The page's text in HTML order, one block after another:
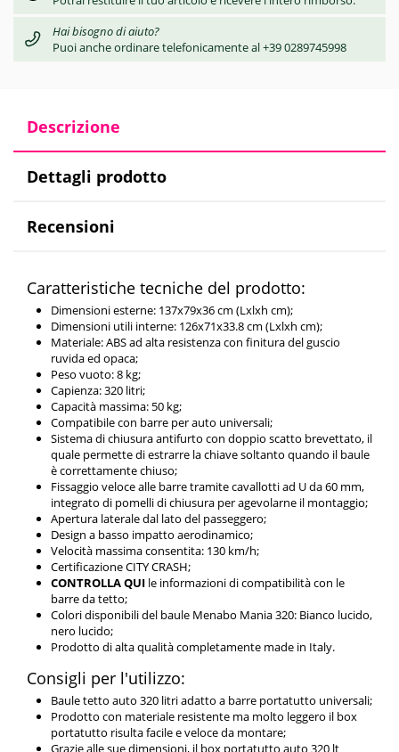
Hai bisogno di aiuto?
Puoi anche ordinare telefonicamente al +39 0289745998
Descrizione
Dettagli prodotto
Recensioni
Caratteristiche tecniche del prodotto:
Dimensioni esterne: 137x79x36 cm (Lxlxh cm);
Dimensioni utili interne: 126x71x33.8 cm (Lxlxh cm);
Materiale: ABS ad alta resistenza con finitura del guscio
ruvida ed opaca;
Peso vuoto: 8 kg;
Capienza: 320 litri;
Capacità massima: 50 kg;
Compatibile con barre per auto universali;
Sistema di chiusura antifurto con doppio scatto brevettato, il
quale permette di estrarre la chiave soltanto quando il baule
è correttamente chiuso;
Fissaggio veloce alle barre tramite cavallotti ad U da 60 mm,
integrato di pomelli di chiusura per agevolarne il montaggio;
Apertura laterale dal lato del passeggero;
Design a basso impatto aerodinamico;
Velocità massima consentita: 130 km/h;
Certificazione CITY CRASH;
CONTROLLA QUI le informazioni di compatibilità con le
barre da tetto;
Colori disponibili del baule Menabo Mania 320: Bianco lucido,
nero lucido;
Prodotto di alta qualità completamente made in Italy.
Consigli per l'utilizzo:
Baule tetto auto 320 litri adatto a barre portatutto universali;
Prodotto con materiale resistente ma molto leggero il box
portatutto risulta facile e veloce da montare;
Grazie alle sue dimensioni, il box portatutto auto 320 lt